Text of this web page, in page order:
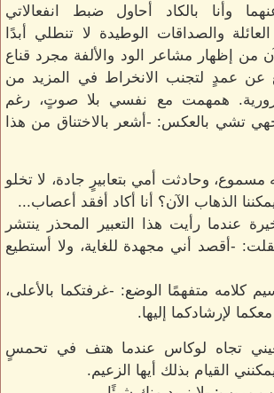
وأنا بالكاد أحاول ضبط انفعالاتي
العائلة والصداقات الوطيدة لا تنطلي أبدًا
من إظهار مشاعر الود والألفة مجرد قناع
عن عمدٍ لتجنب الانخراط في المزيد من
همهمت مع نفسي بلا صوتٍ، رغم
تشي بالعكس: -أشعر بالاختناق من هذا
وحادثت أمي بتعابيرٍ جادة، لا تخلو
الذهاب الآن؟ أنا أكاد أفقد أعصاب...
عندما رأيت هذا التعبير المحذر ينتشر
-أقصد أني مجهدة للغاية، ولا أستطيع
كلامه متفهمًا الوضع: -غرفتكما بالأعلى،
لإرشادكما إليها.
تجاه لوكاس عندما هتف في تحمسٍ
القيام بذلك أيها الزعيم.